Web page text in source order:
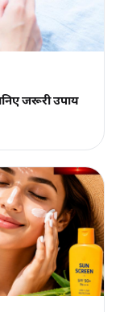
जरूरी उपाय